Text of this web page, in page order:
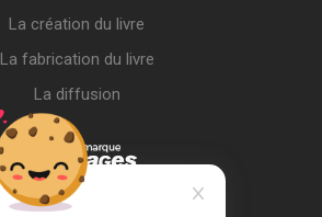
La création du livre
La fabrication du livre
La diffusion